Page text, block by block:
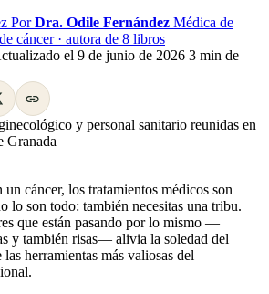
Por Dra. Odile Fernández Médica de
cáncer · autora de 8 libros
el 9 de junio de 2026 3 min de
cáncer, los tratamientos médicos son
lo son todo: también necesitas una tribu.
que están pasando por lo mismo —
y también risas— alivia la soledad del
herramientas más valiosas del